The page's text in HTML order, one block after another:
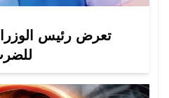
تعرض رئيس